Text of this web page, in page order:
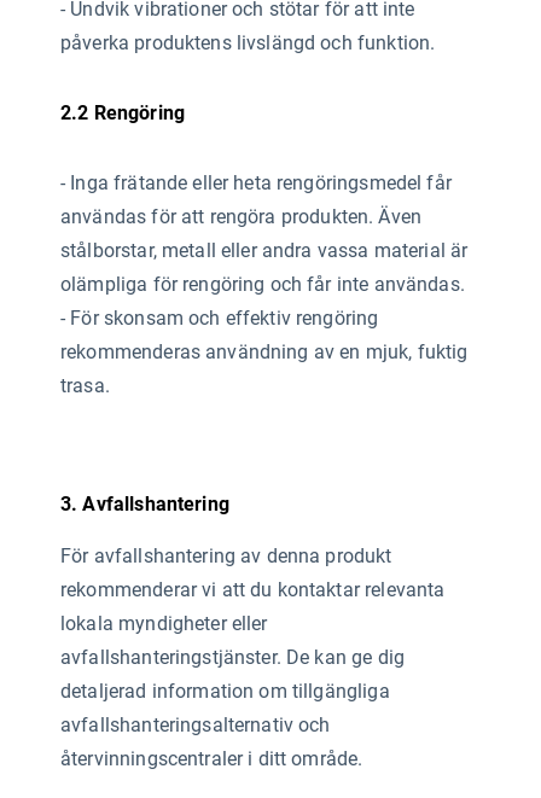
- Undvik vibrationer och stötar för att inte
påverka produktens livslängd och funktion.
2.2 Rengöring
- Inga frätande eller heta rengöringsmedel får
användas för att rengöra produkten. Även
stålborstar, metall eller andra vassa material är
olämpliga för rengöring och får inte användas.
- För skonsam och effektiv rengöring
rekommenderas användning av en mjuk, fuktig
trasa.
3. Avfallshantering
För avfallshantering av denna produkt
rekommenderar vi att du kontaktar relevanta
lokala myndigheter eller
avfallshanteringstjänster. De kan ge dig
detaljerad information om tillgängliga
avfallshanteringsalternativ och
återvinningscentraler i ditt område.